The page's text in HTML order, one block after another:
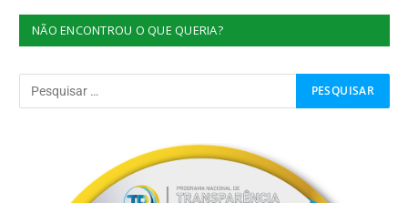
NÃO ENCONTROU O QUE QUERIA?